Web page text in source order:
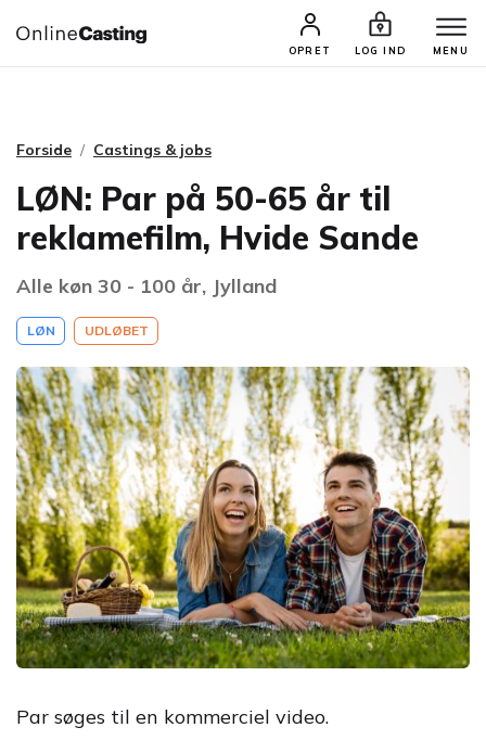
OPRET LOG IND MENU
CASTINGS & JOBS SØG PROFIL
Forside Castings & jobs
LØN: Par på 50-65 år til
reklamefilm, Hvide Sande
Alle køn 30 - 100 år, Jylland
LØN UDLØBET
Par søges til en kommerciel video.